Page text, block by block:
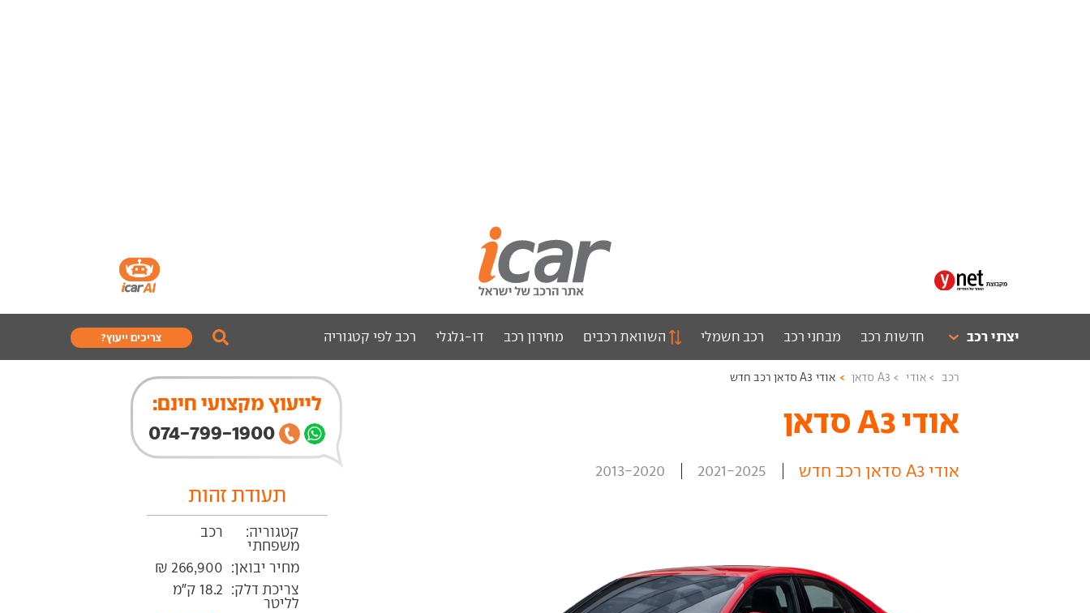
יצרני רכב חדשות רכב מבחני רכב רכב חשמלי השוואת רכבים מחירון רכב דו-גלגלי רכב לפי קטגוריה צריכים ייעוץ?
רכב אודי A3 סדאן אודי A3 סדאן רכב חדש
לייעוץ מקצועי חינם:
אודי A3 סדאן ‏
אודי A3 סדאן רכב חדש 2021-2025
2013-2020
תעודת זהות
קטגוריה: רכב
משפחתי
מחיר יבואן:
צריכת דלק:
18.2 ק"מ
לליטר